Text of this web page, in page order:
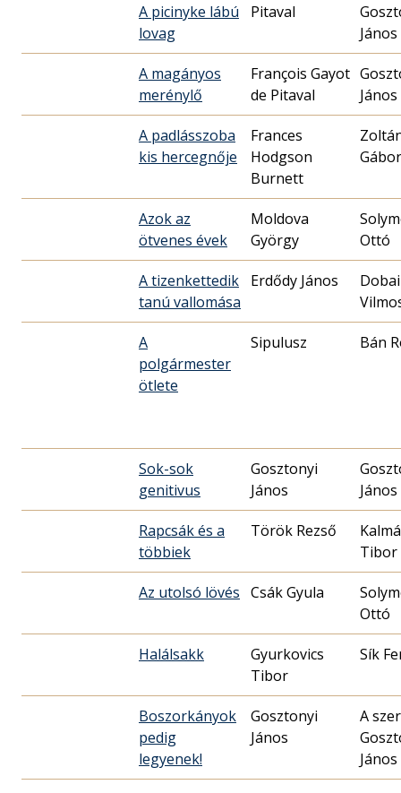
A picinyke lábú
lovag
Pitaval
János
A magányos
merénylő
François Gayot
de Pitaval
János
A padlásszoba
kis hercegnője
Frances
Hodgson
Burnett
Gábor
Azok az
ötvenes évek
Moldova
György
Ottó
A tizenkettedik
tanú vallomása
Erdődy János
Dobai
A
polgármester
ötlete
Sipulusz Bán
Sok-sok
genitivus
Gosztonyi
János
János
Rapcsák és a
többiek
Török Rezső
Tibor
Az utolsó lövés Csák Gyula
Ottó
Halálsakk
Gyurkovics
Tibor
Sík
Boszorkányok
pedig
legyenek!
Gosztonyi
János
A
János